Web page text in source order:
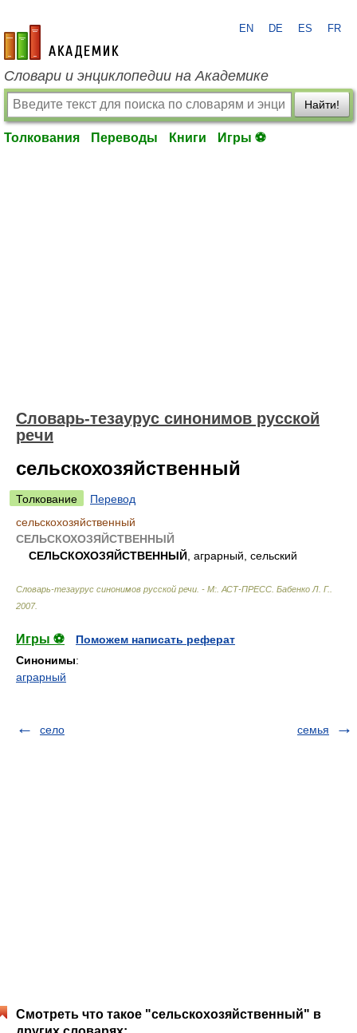
academic.ru
EN DE ES FR
Словари и энциклопедии на Академике
Найти!
Толкования Переводы Книги Игры ⚽
Словарь-тезаурус синонимов русской
речи
сельскохозяйственный
Толкование
Перевод
сельскохозяйственный
СЕЛЬСКОХОЗЯЙСТВЕННЫЙ
СЕЛЬСКОХОЗЯЙСТВЕННЫЙ , аграрный, сельский
Словарь-тезаурус синонимов русской речи. - М:. АСТ-ПРЕСС Бабенко Л. Г.
2007.
Игры ⚽
Поможем написать реферат
Синонимы:
аграрный
село семья
Смотреть что такое "сельскохозяйственный" в